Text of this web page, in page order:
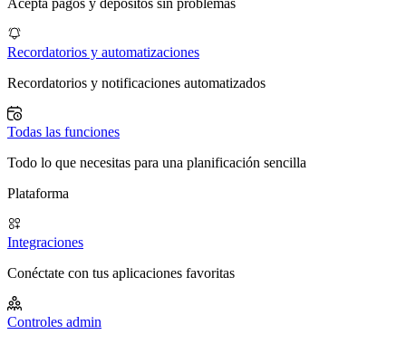
Acepta pagos y depósitos sin problemas
Recordatorios y automatizaciones
Recordatorios y notificaciones automatizados
Todas las funciones
Todo lo que necesitas para una planificación sencilla
Plataforma
Integraciones
Conéctate con tus aplicaciones favoritas
Controles admin